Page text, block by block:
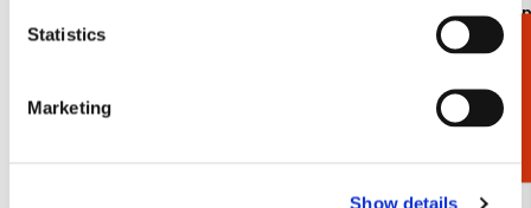
Statistics
Marketing
Show details
Elegance, Janneke Brinkman-Salentijn
Niek vanCadeaukiezer